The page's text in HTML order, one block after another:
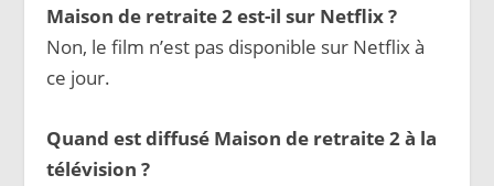
Maison de retraite 2 est-il sur Netflix ?
Non, le film n’est pas disponible sur Netflix à
ce jour.
Quand est diffusé Maison de retraite 2 à la
télévision ?